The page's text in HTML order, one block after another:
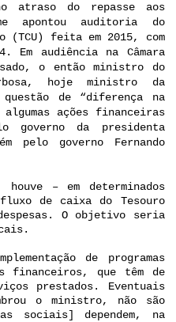
atraso do repasse aos
apontou auditoria do
(TCU) feita em 2015, com
Em audiência na Câmara
o então ministro do
hoje ministro da
de “diferença na
ações financeiras
governo da presidenta
pelo governo Fernando
houve – em determinados
de caixa do Tesouro
O objetivo seria
de programas
financeiros, que têm de
prestados. Eventuais
o ministro, não são
sociais] dependem, na